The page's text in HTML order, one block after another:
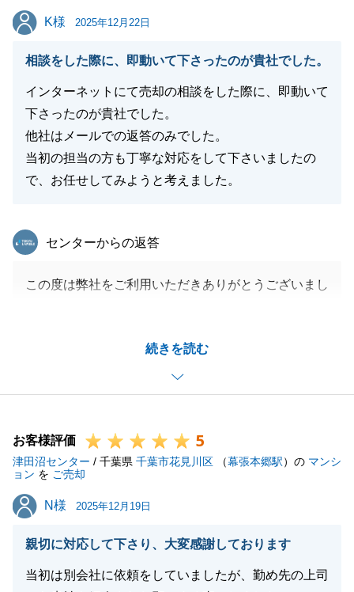
ことでも構いませんのでご連絡いただければと存じま
引き続きよろしくお願いいたします。
閉じる
K様
K様 2025年12月22日
相談をした際に、即動いて下さったのが貴社でした。
インターネットにて売却の相談をした際に、即動いて
下さったのが貴社でした。
他社はメールでの返答のみでした。
当初の担当の方も丁寧な対応をして下さいましたの
で、お任せしてみようと考えました。
続きを読む
東急リバブル
センターからの返答
この度は弊社をご利用いただきありがとうございまし
結果、良い条件でご成約いただくことができました。
引渡後もしっかりとサポートさせていただきますの
で、どうぞよろしくお願いいたします。
閉じる
お客様評価 5
津田沼センター / 千葉県 千葉市花見川区 （幕張本郷駅）の マンシ
ョン を ご売却
N様
N様 2025年12月19日
親切に対応して下さり、大変感謝しております
当初は別会社に依頼をしていましたが、勤め先の上司